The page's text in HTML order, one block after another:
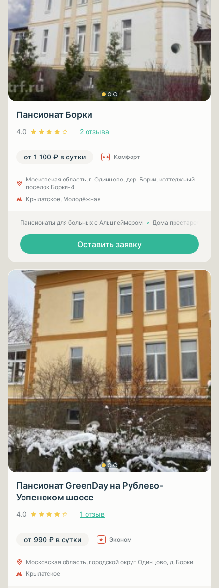
Пансионат Борки
4.0 2 отзыва
от 1 100 ₽ в сутки Комфорт
Московская область, г. Одинцово, дер. Борки, коттеджный
поселок Борки-4
Крылатское, Молодёжная
Пансионаты для больных с Альцгеймером Дома престарелых
Оставить заявку
Пансионат GreenDay на Рублево-
Успенском шоссе
4.0 1 отзыв
от 990 ₽ в сутки Эконом
Московская область, городской округ Одинцово, д. Борки
Крылатское